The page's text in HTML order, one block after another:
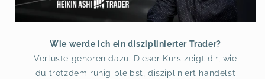
Wie werde ich ein disziplinierter Trader?
Verluste gehören dazu. Dieser Kurs zeigt dir, wie
du trotzdem ruhig bleibst, diszipliniert handelst